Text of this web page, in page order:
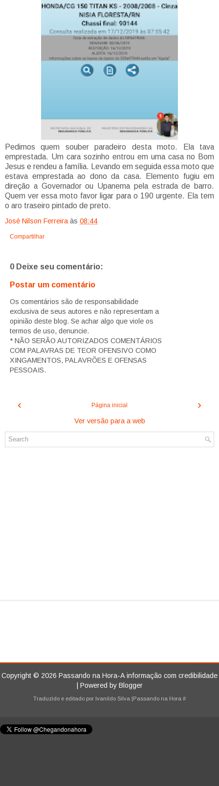
Pedimos quem souber paradeiro desta moto. Ela tava
emprestada. Um cara sozinho entrou em uma casa no Bom
Jesus e rendeu a família. Levando em seguida essa moto que
estava emprestada ao dono da casa. Elemento fugiu em
direção a Governador ou Upanema pela estrada de barro.
Quem ver essa moto favor ligar para o 190 urgente. Ela tem
o aro traseiro pintado de preto.
José Nilson Ferreira às 08:44
Compartilhar
0 Deixe seu comentário:
Postar um comentário
Os comentários são de responsabilidade
exclusiva de seus autores e não representam a
opinião deste blog. Se achar algo que viole os
termos de uso, denuncie.
* NÃO SERÃO AUTORIZADOS COMENTÁRIOS
COM PALAVRAS DE TEOR OFENSIVO COMO
XINGAMENTOS, PALAVRÕES E OFENSAS
PESSOAIS.
‹ ›
Página inicial
Ver versão para a web
Copyright © 2026 Passando na Hora-A informação com credibilidade
| Powered by Blogger
Traduzido e editado por Ivanildo Silva |Passando na Hora #